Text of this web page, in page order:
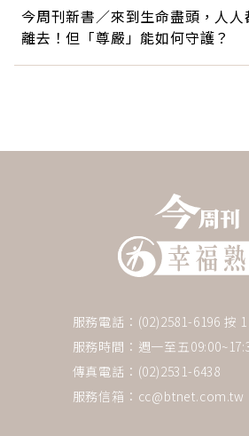
今周刊新書／來到生命盡頭，人
離去！但「尊嚴」能如何守護？
服務電話：(02)2581-6196 按 1
服務時間：週一至五
傳真電話：(02)2531-6438
服務信箱： cc@btnet.com.tw